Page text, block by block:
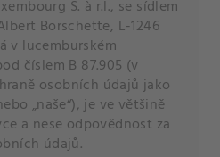
S. à r.l., se sídlem
Borschette, L-1246
v lucemburském
číslem B 87.905 (v
osobních údajů jako
„naše“), je ve většině
a nese odpovědnost za
údajů.